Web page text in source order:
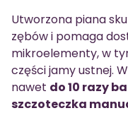
Utworzona piana
zębów i pomaga
mikroelementy, w
części jamy ustnej.
nawet do 10 razy
szczoteczka